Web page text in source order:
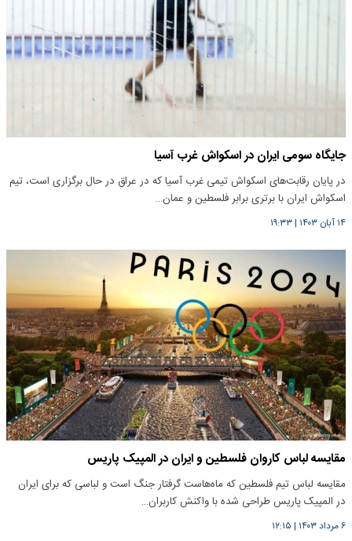
جایگاه سومی ایران در اسکواش غرب آسیا
در پایان رقابت‌های اسکواش تیمی غرب آسیا که در عراق در حال برگزاری است، تیم
اسکواش ایران با برتری برابر فلسطین و عمان…
۱۴ آبان ۱۴۰۳ |۱۹:۳۳
مقایسه لباس کاروان فلسطین و ایران در المپیک پاریس
مقایسه لباس تیم فلسطین که ماه‌هاست گرفتار جنگ است و لباسی که برای ایران
در المپیک پاریس طراحی شده با واکنش کاربران…
۶ مرداد ۱۴۰۳ | ۱۲:۱۵